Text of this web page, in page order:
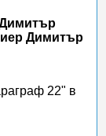
Димитър
Димитър
22" в